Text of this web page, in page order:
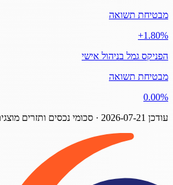
מבטיחת תשואה
‎+1.80%
הפניקס גמל בניהול אישי
מבטיחת תשואה
‎0.00%
עודכן 2026-07-21 · סכומי נכסים ותזרים